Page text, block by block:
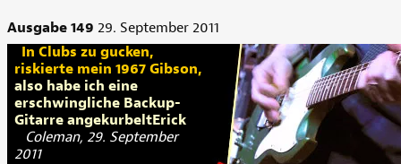
Ausgabe 149 29. September 2011
In Clubs zu gucken,
riskierte mein 1967 Gibson,
also habe ich eine
erschwingliche Backup-
Gitarre angekurbeltErick
Coleman, 29. September
2011